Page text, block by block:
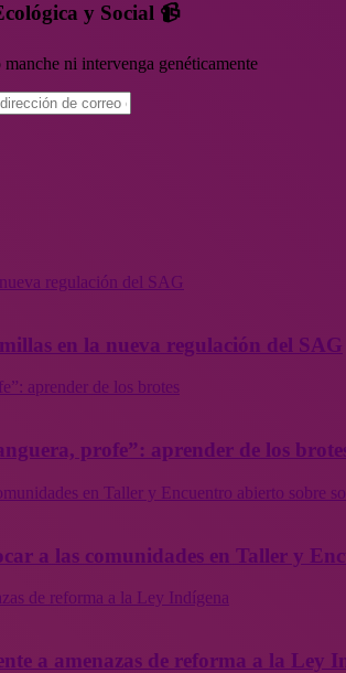
y Social 📹
ni intervenga genéticamente
regulación del SAG
en la nueva regulación del SAG
aprender de los brotes
profe”: aprender de los
en Taller y Encuentro abierto sobre
a las comunidades en Taller y
de reforma a la Ley Indígena
a amenazas de reforma a la Ley